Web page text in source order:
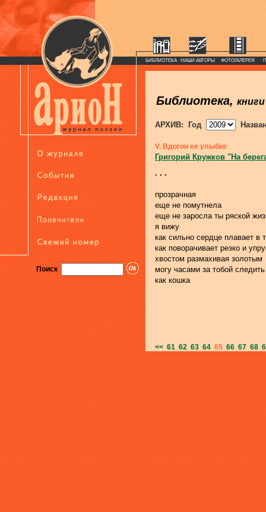
Поиск
БИБЛИОТЕКА НАШИ АВТОРЫ ФОТОГАЛЕРЕЯ
Библиотека, книги
АРХИВ: Год
V. Вдогон ее улыбке
Григорий Кружков "На
. . .
прозрачная
еще не помутнела
еще не заросла ты ряской
я вижу
как сильно сердце плавает в
как поворачивает резко и
хвостом размахивая золотым
могу часами за тобой следить
как кошка
<< 61 62 63 64 65 66 67 68